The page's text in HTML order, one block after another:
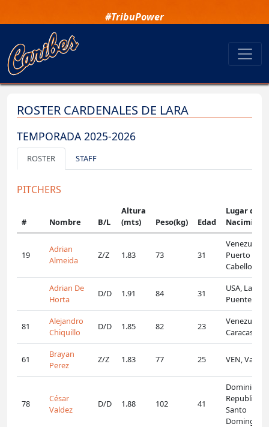
#TribuPower
ROSTER CARDENALES DE LARA
TEMPORADA 2025-2026
ROSTER STAFF
PITCHERS
# Nombre B/L
Altura
(mts)
Peso(kg) Edad
Lugar de
19
Adrian
Almeida
Z/Z 1.83 73 31
Venezuela,
Puerto
Cabello
Adrian De
Horta
D/D 1.91 84 31
USA, La
Puente
81
Alejandro
Chiquillo
D/D 1.85 82 23
Venezuela,
Caracas
61
Brayan
Perez
Z/Z 1.83 77 25 VEN,
78
César
Valdez
D/D 1.88 102 41
Dominican
Republic,
Santo
Domingo